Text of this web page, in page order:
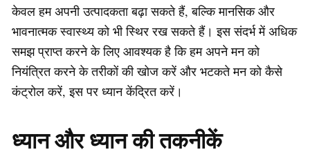
केवल हम अपनी उत्पादकता बढ़ा सकते हैं, बल्कि मानसिक और
भावनात्मक स्वास्थ्य को भी स्थिर रख सकते हैं। इस संदर्भ में अधिक
समझ प्राप्त करने के लिए आवश्यक है कि हम अपने मन को
नियंत्रित करने के तरीकों की खोज करें और भटकते मन को कैसे
कंट्रोल करें, इस पर ध्यान केंद्रित करें।
ध्यान और ध्यान की तकनीकें